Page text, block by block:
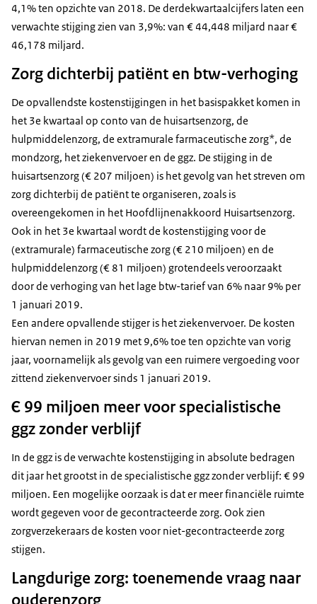
4,1% ten opzichte van 2018. De derdekwartaalcijfers laten een
verwachte stijging zien van 3,9%: van € 44,448 miljard naar €
46,178 miljard.
Zorg dichterbij patiënt en btw-verhoging
De opvallendste kostenstijgingen in het basispakket komen in
het 3e kwartaal op conto van de huisartsenzorg, de
hulpmiddelenzorg, de extramurale farmaceutische zorg*, de
mondzorg, het ziekenvervoer en de ggz. De stijging in de
huisartsenzorg (€ 207 miljoen) is het gevolg van het streven om
zorg dichterbij de patiënt te organiseren, zoals is
overeengekomen in het Hoofdlijnenakkoord Huisartsenzorg.
Ook in het 3e kwartaal wordt de kostenstijging voor de
(extramurale) farmaceutische zorg (€ 210 miljoen) en de
hulpmiddelenzorg (€ 81 miljoen) grotendeels veroorzaakt
door de verhoging van het lage btw-tarief van 6% naar 9% per
1 januari 2019.
Een andere opvallende stijger is het ziekenvervoer. De kosten
hiervan nemen in 2019 met 9,6% toe ten opzichte van vorig
jaar, voornamelijk als gevolg van een ruimere vergoeding voor
zittend ziekenvervoer sinds 1 januari 2019.
Є 99 miljoen meer voor specialistische
ggz zonder verblijf
In de ggz is de verwachte kostenstijging in absolute bedragen
dit jaar het grootst in de specialistische ggz zonder verblijf: € 99
miljoen. Een mogelijke oorzaak is dat er meer financiële ruimte
wordt gegeven voor de gecontracteerde zorg. Ook zien
zorgverzekeraars de kosten voor niet-gecontracteerde zorg
stijgen.
Langdurige zorg: toenemende vraag naar
ouderenzorg